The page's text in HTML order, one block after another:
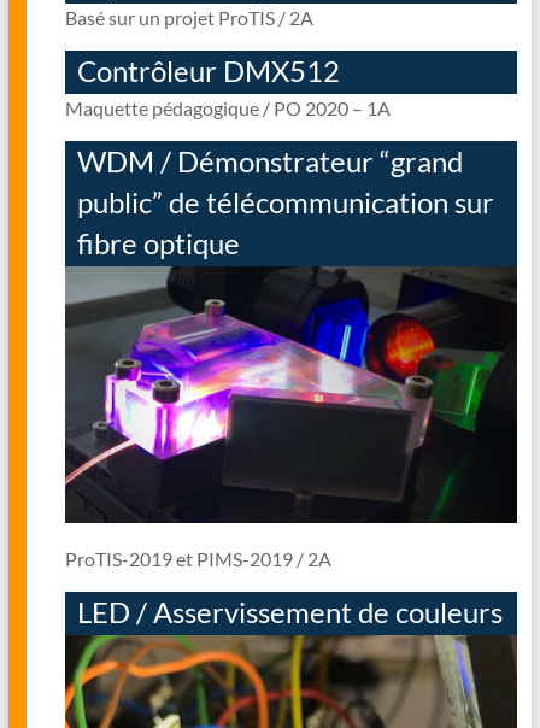
Basé sur un projet ProTIS / 2A
Contrôleur DMX512
Maquette pédagogique / PO 2020 – 1A
WDM / Démonstrateur “grand
public” de télécommunication sur
fibre optique
ProTIS-2019 et PIMS-2019 / 2A
LED / Asservissement de couleurs